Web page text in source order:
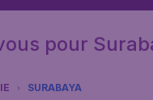
pour
SURABAYA